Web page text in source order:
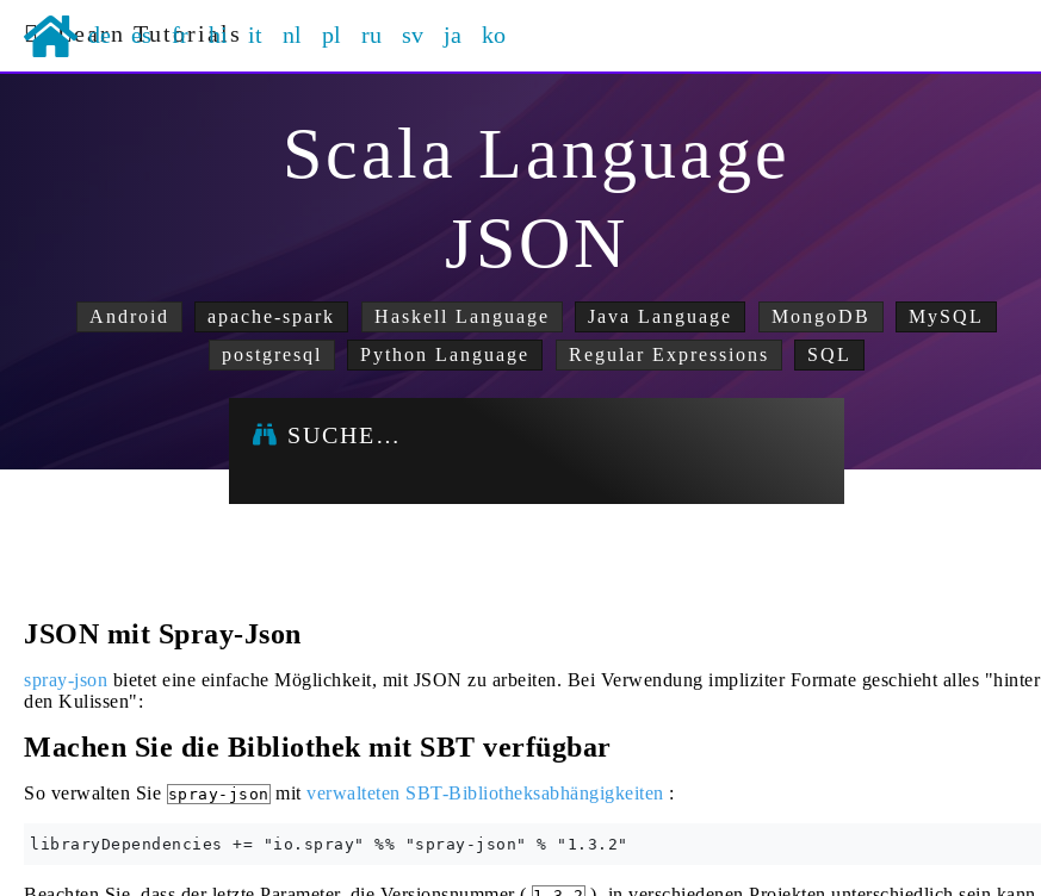
Learn Tutorials
de es fr hi it nl pl ru sv ja ko
Scala Language
JSON
Android apache-spark Haskell Language Java Language MongoDB
MySQL
postgresql
Python Language Regular Expressions SQL
SUCHE…
JSON mit Spray-Json
spray-json bietet eine einfache Möglichkeit, mit JSON zu arbeiten. Bei Verwendung impliziter Formate geschieht alles "hinter
den Kulissen":
Machen Sie die Bibliothek mit SBT verfügbar
So verwalten Sie spray-json mit verwalteten SBT-Bibliotheksabhängigkeiten :